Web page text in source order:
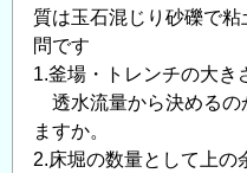
質は玉石混じり砂礫で
問です
1.釜場・トレンチの大き
透水流量から決めるの
ますか。
2.床堀の数量として上の